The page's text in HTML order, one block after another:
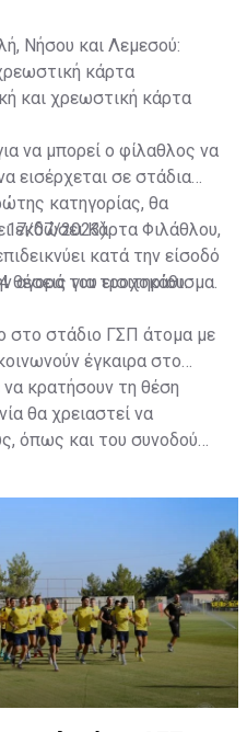
Νήσου και Λεμεσού:
κάρτα
και χρεωστική κάρτα
να μπορεί ο φίλαθλος να
εισέρχεται σε στάδια
κατηγορίας, θα
εκδώσει Κάρτα Φιλάθλου,
κατά την είσοδό
αγορά του εισιτηρίου.
17/07/2023)
για τροχοκάθισμα.
στο στάδιο ΓΣΠ άτομα με
έγκαιρα στο
κρατήσουν τη θέση
θα χρειαστεί να
όπως και του συνοδού